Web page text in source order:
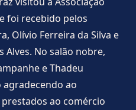
foi recebido pelos
Olívio Ferreira da Silva e
Alves. No salão nobre,
e Thadeu
ao
ao comércio